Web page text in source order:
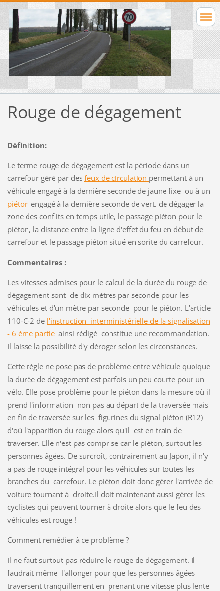
Rouge de dégagement
Définition:
Le terme rouge de dégagement est la période dans un
carrefour géré par des feux de circulation permettant à un
véhicule engagé à la dernière seconde de jaune fixe ou à un
piéton engagé à la dernière seconde de vert, de dégager la
zone des conflits en temps utile, le passage piéton pour le
piéton, la distance entre la ligne d'effet du feu en début de
carrefour et le passage piéton situé en sorite du carrefour.
Commentaires :
Les vitesses admises pour le calcul de la durée du rouge de
dégagement sont de dix mètres par seconde pour les
véhicules et d'un mètre par seconde pour le piéton. L'article
110-C-2 de l'instruction interministérielle de la signalisation
- 6 ème partie ainsi rédigé constitue une recommandation.
Il laisse la possibilité d'y déroger selon les circonstances.
Cette règle ne pose pas de problème entre véhicule quoique
la durée de dégagement est parfois un peu courte pour un
vélo. Elle pose problème pour le piéton dans la mesure où il
prend l'information non pas au départ de la traversée mais
en fin de traversée sur les figurines du signal piéton (R12)
d'où l'apparition du rouge alors qu'il est en train de
traverser. Elle n'est pas comprise car le piéton, surtout les
personnes âgées. De surcroît, contrairement au Japon, il n'y
a pas de rouge intégral pour les véhicules sur toutes les
branches du carrefour. Le piéton doit donc gérer l'arrivée de
voiture tournant à droite.Il doit maintenant aussi gérer les
cyclistes qui peuvent tourner à droite alors que le feu des
véhicules est rouge !
Comment remédier à ce problème ?
Il ne faut surtout pas réduire le rouge de dégagement. Il
faudrait même l'allonger pour que les personnes âgées
traversent tranquillement en prenant une vitesse plus lente